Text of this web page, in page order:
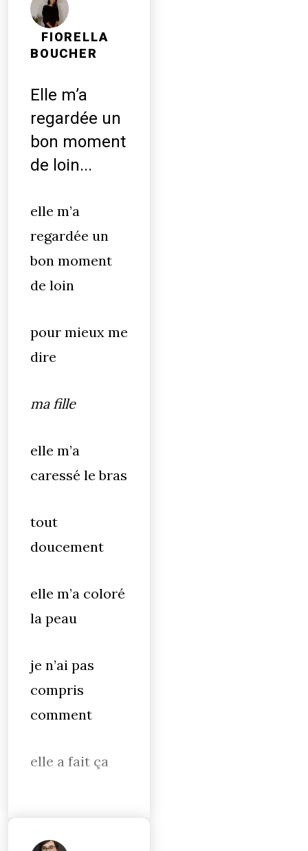
FIORELLA
BOUCHER
Elle m’a
regardée un
bon moment
de loin...
elle m’a
regardée un
bon moment
de loin
pour mieux me
dire
ma fille
elle m’a
caressé le bras
tout
doucement
elle m’a coloré
la peau
je n’ai pas
compris
comment
elle a fait ça